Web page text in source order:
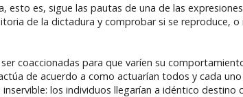
esto es, sigue las pautas de una de las
de la dictadura y comprobar si se reproduce, o
coaccionadas para que varíen su
de acuerdo a como actuarían todos y cada
los individuos llegarían a idéntico destino